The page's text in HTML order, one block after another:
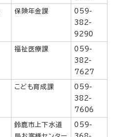
保険年金課
059-
382-
9290
福祉医療課
059-
382-
7627
こども育成課
059-
382-
7606
鈴鹿市上下水道
059-